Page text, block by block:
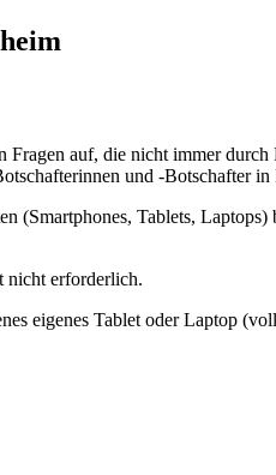
auf, die nicht immer
und -Botschafter in
(Smartphones, Tablets,
nicht erforderlich.
eigenes Tablet oder Laptop